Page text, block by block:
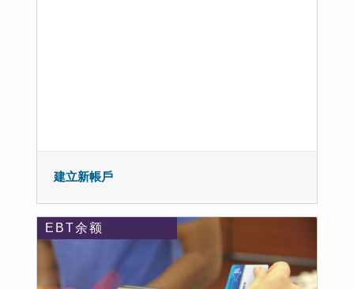
建立新帳戶
EBT余额